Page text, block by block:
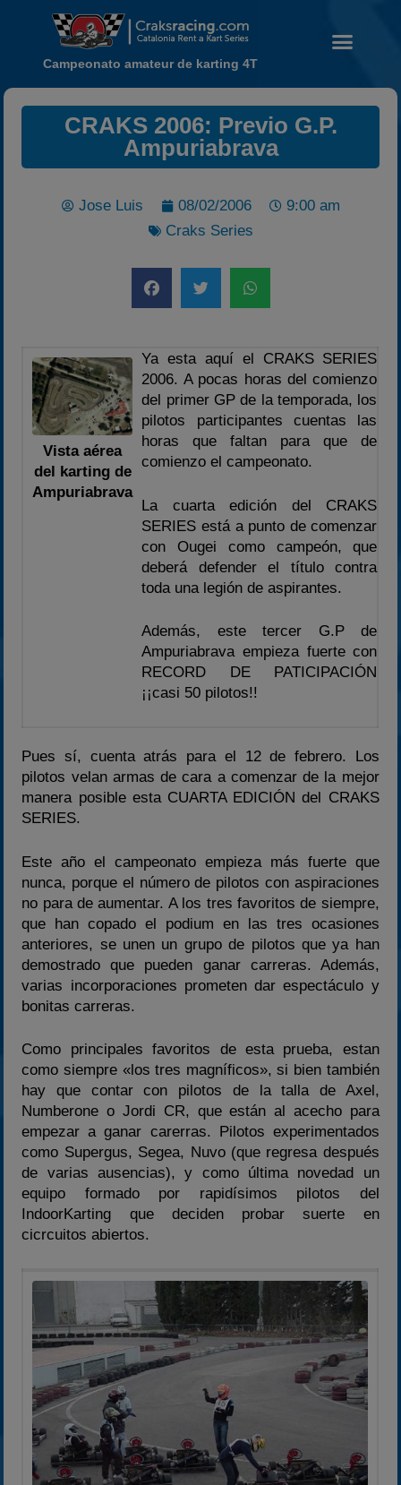
Calendario
Campeonato
2020-2021
2022
2023
Estadísticas
Preguntas Frecuentes
Campeonato amateur de karting 4T
CRAKS 2006: Previo G.P.
Ampuriabrava
Jose Luis 08/02/2006
9:00 am
Craks Series
Vista aérea
del karting de
Ampuriabrava
Ya esta aquí el CRAKS SERIES
2006. A pocas horas del comienzo
del primer GP de la temporada, los
pilotos participantes cuentas las
horas que faltan para que de
comienzo el campeonato.
La cuarta edición del CRAKS
SERIES está a punto de comenzar
con Ougei como campeón, que
deberá defender el título contra
toda una legión de aspirantes.
Además, este tercer G.P de
Ampuriabrava empieza fuerte con
RECORD DE PATICIPACIÓN
¡¡casi 50 pilotos!!
Pues sí, cuenta atrás para el 12 de febrero. Los
pilotos velan armas de cara a comenzar de la mejor
manera posible esta CUARTA EDICIÓN del CRAKS
SERIES.
Este año el campeonato empieza más fuerte que
nunca, porque el número de pilotos con aspiraciones
no para de aumentar. A los tres favoritos de siempre,
que han copado el podium en las tres ocasiones
anteriores, se unen un grupo de pilotos que ya han
demostrado que pueden ganar carreras. Además,
varias incorporaciones prometen dar espectáculo y
bonitas carreras.
Como principales favoritos de esta prueba, estan
como siempre «los tres magníficos», si bien también
hay que contar con pilotos de la talla de Axel,
Numberone o Jordi CR, que están al acecho para
empezar a ganar carerras. Pilotos experimentados
como Supergus, Segea, Nuvo (que regresa después
de varias ausencias), y como última novedad un
equipo formado por rapidísimos pilotos del
IndoorKarting que deciden probar suerte en
cicrcuitos abiertos.